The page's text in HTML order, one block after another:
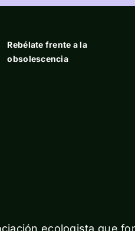
Rebélate frente a la
obsolescencia
ecologista que